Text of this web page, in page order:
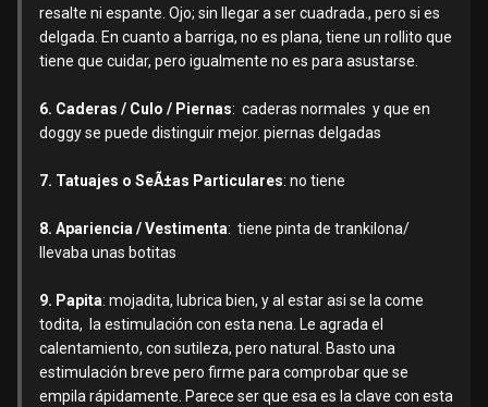
resalte ni espante. Ojo; sin llegar a ser cuadrada., pero si es
delgada. En cuanto a barriga, no es plana, tiene un rollito que
tiene que cuidar, pero igualmente no es para asustarse.
6. Caderas / Culo / Piernas: caderas normales y que en
doggy se puede distinguir mejor. piernas delgadas
7. Tatuajes o SeÃ±as Particulares: no tiene
8. Apariencia / Vestimenta: tiene pinta de trankilona/
llevaba unas botitas
9. Papita: mojadita, lubrica bien, y al estar asi se la come
todita, la estimulación con esta nena. Le agrada el
calentamiento, con sutileza, pero natural. Basto una
estimulación breve pero firme para comprobar que se
empila rápidamente. Parece ser que esa es la clave con esta